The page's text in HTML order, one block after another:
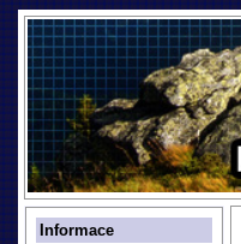
Informace